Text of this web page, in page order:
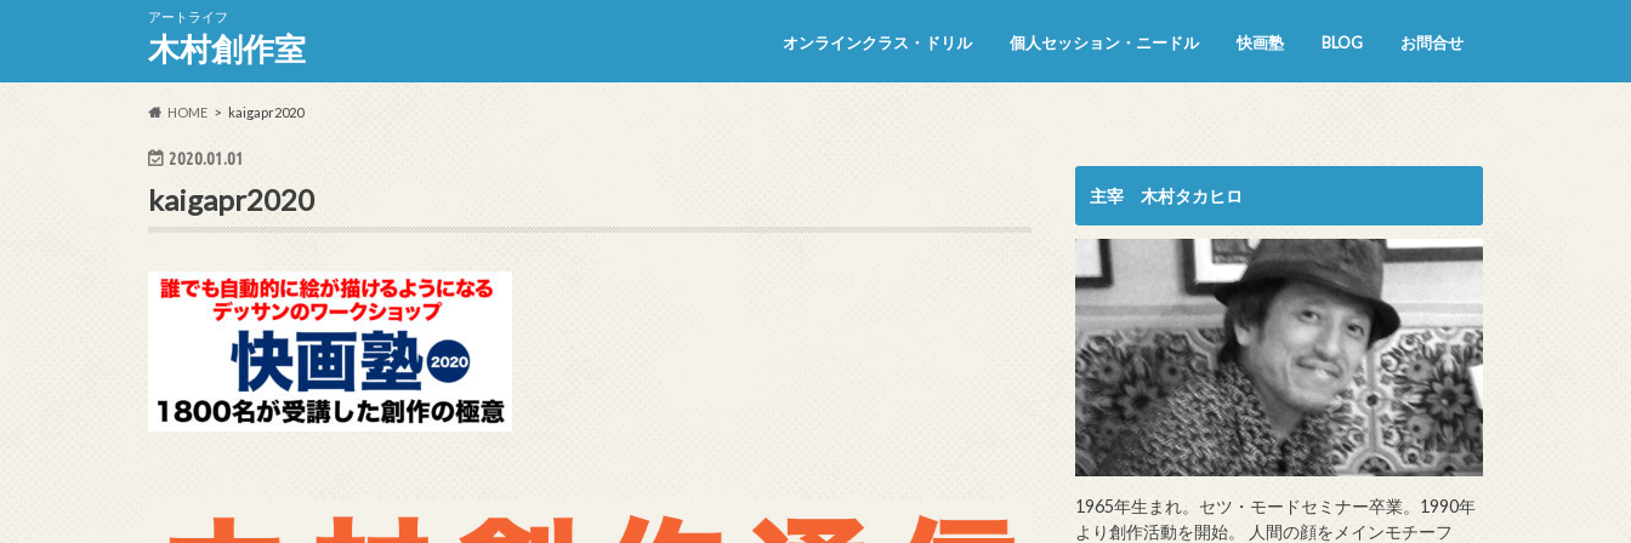
アートライフ
木村創作室 オンラインクラス・ドリル 個人セッション・ニードル 快画塾 BLOG お問合せ
HOME kaigapr2020
2020.01.01
kaigapr2020 主宰 木村タカヒロ
1965年生まれ。セツ・モードセミナー卒業。1990年
より創作活動を開始。 人間の顔をメインモチーフ